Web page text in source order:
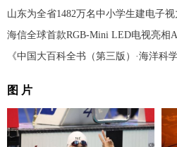
山东为全省1482万名中小学生建电子视
海信全球首款RGB-Mini LED电视亮相
《中国大百科全书（第三版）·海洋科
图 片